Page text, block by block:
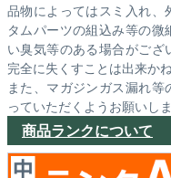
品物によってはスミ入れ、
タムパーツの組込み等の
い臭気等のある場合がご
完全に失くすことは出来か
また、マガジンガス漏れ
っていただくようお願いしま
商品ランクについて